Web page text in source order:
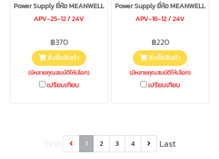
Power Supply ยี่ห้อ MEANWELL
APV-25-12 / 24V
฿370
สั่งซื้อสินค้า
(มีหลายคุณสมบัติให้เลือก)
เปรียบเทียบ
Power Supply ยี่ห้อ MEANWELL
APV-16-12 / 24V
฿220
สั่งซื้อสินค้า
(มีหลายคุณสมบัติให้เลือก)
เปรียบเทียบ
1 2 3 4 Last